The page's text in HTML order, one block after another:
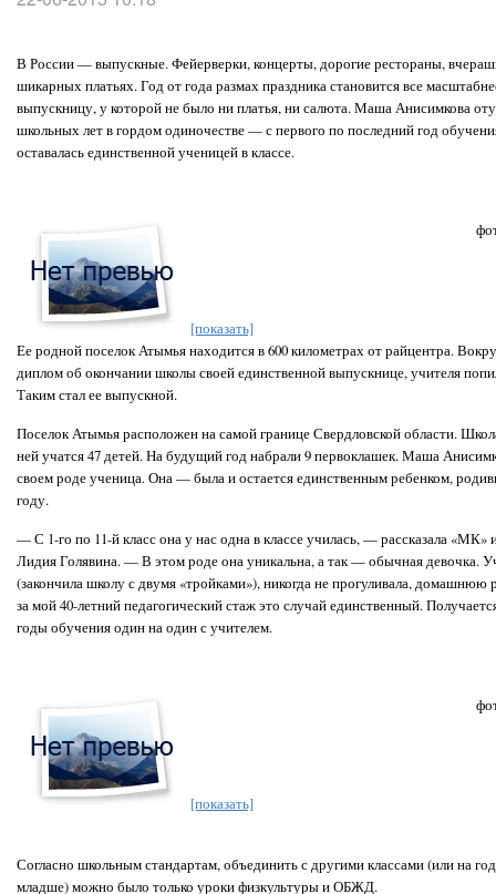
В России — выпускные. Фейерверки, концерты, дорогие рестораны,
шикарных платьях. Год от года размах праздника становится все
выпускницу, у которой не было ни платья, ни салюта. Маша Анисимкова
школьных лет в гордом одиночестве — с первого по последний год
оставалась единственной ученицей в классе.
[показать]
Ее родной поселок Атымья находится в 600 километрах от райцентра.
диплом об окончании школы своей единственной выпускнице, учителя
Таким стал ее выпускной.
Поселок Атымья расположен на самой границе Свердловской области.
ней учатся 47 детей. На будущий год набрали 9 первоклашек. Маша
своем роде ученица. Она — была и остается единственным ребенком,
году.
— С 1-го по 11-й класс она у нас одна в классе училась, — рассказала «МК»
Лидия Голявина. — В этом роде она уникальна, а так — обычная девочка.
(закончила школу с двумя «тройками»), никогда не прогуливала, домашнюю
за мой 40-летний педагогический стаж это случай единственный.
годы обучения один на один с учителем.
[показать]
Согласно школьным стандартам, объединить с другими классами (или на
младше) можно было только уроки физкультуры и ОБЖД.